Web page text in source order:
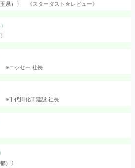
玉県）〕
《スターダスト☆レビュー》
※ニッセー 社長
※千代田化工建設 社長
）〕